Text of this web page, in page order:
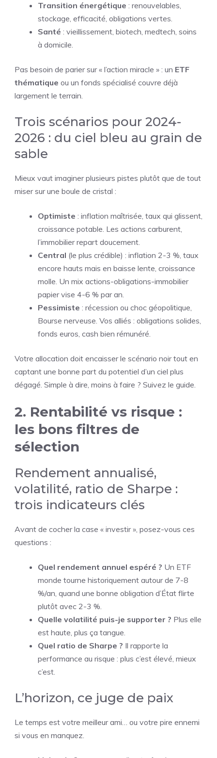
Transition énergétique : renouvelables,
stockage, efficacité, obligations vertes.
Santé : vieillissement, biotech, medtech, soins
à domicile.
Pas besoin de parier sur « l’action miracle » : un ETF
thématique ou un fonds spécialisé couvre déjà
largement le terrain.
Trois scénarios pour 2024-
2026 : du ciel bleu au grain de
sable
Mieux vaut imaginer plusieurs pistes plutôt que de tout
miser sur une boule de cristal :
Optimiste : inflation maîtrisée, taux qui glissent,
croissance potable. Les actions carburent,
l’immobilier repart doucement.
Central (le plus crédible) : inflation 2-3 %, taux
encore hauts mais en baisse lente, croissance
molle. Un mix actions-obligations-immobilier
papier vise 4-6 % par an.
Pessimiste : récession ou choc géopolitique,
Bourse nerveuse. Vos alliés : obligations solides,
fonds euros, cash bien rémunéré.
Votre allocation doit encaisser le scénario noir tout en
captant une bonne part du potentiel d’un ciel plus
dégagé. Simple à dire, moins à faire ? Suivez le guide.
2. Rentabilité vs risque :
les bons filtres de
sélection
Rendement annualisé,
volatilité, ratio de Sharpe :
trois indicateurs clés
Avant de cocher la case « investir », posez-vous ces
questions :
Quel rendement annuel espéré ? Un ETF
monde tourne historiquement autour de 7-8
%/an, quand une bonne obligation d’État flirte
plutôt avec 2-3 %.
Quelle volatilité puis-je supporter ? Plus elle
est haute, plus ça tangue.
Quel ratio de Sharpe ? Il rapporte la
performance au risque : plus c’est élevé, mieux
c’est.
L’horizon, ce juge de paix
Le temps est votre meilleur ami… ou votre pire ennemi
si vous en manquez.